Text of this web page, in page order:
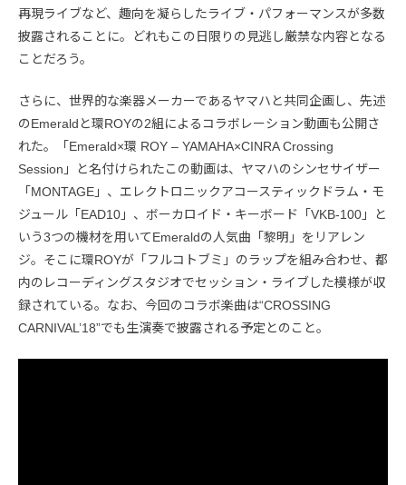
再現ライブなど、趣向を凝らしたライブ・パフォーマンスが多数
披露されることに。どれもこの日限りの見逃し厳禁な内容となる
ことだろう。
さらに、世界的な楽器メーカーであるヤマハと共同企画し、先述
のEmeraldと環ROYの2組によるコラボレーション動画も公開さ
れた。「Emerald×環 ROY – YAMAHA×CINRA Crossing
Session」と名付けられたこの動画は、ヤマハのシンセサイザー
「MONTAGE」、エレクトロニックアコースティックドラム・モ
ジュール「EAD10」、ボーカロイド・キーボード「VKB-100」と
いう3つの機材を用いてEmeraldの人気曲「黎明」をリアレン
ジ。そこに環ROYが「フルコトブミ」のラップを組み合わせ、都
内のレコーディングスタジオでセッション・ライブした模様が収
録されている。なお、今回のコラボ楽曲は“CROSSING
CARNIVAL’18”でも生演奏で披露される予定とのこと。